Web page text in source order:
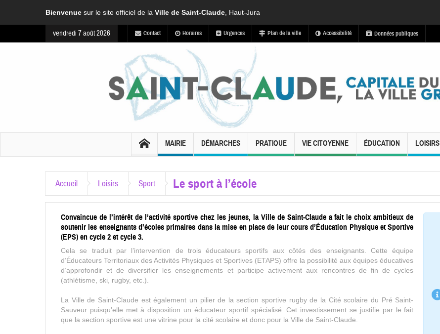
Bienvenue sur le site officiel de la Ville de Saint-Claude , Haut-Jura
vendredi 7 août 2026 Contact Horaires Urgences Plan de la ville Accessibilité Données publiques
MAIRIE DÉMARCHES PRATIQUE VIE CITOYENNE ÉDUCATION LOISIRS
Accueil Loisirs Sport Le sport à l’école
Convaincue de l’intérêt de l’activité sportive chez les jeunes, la Ville de Saint-Claude a fait le choix ambitieux de
soutenir les enseignants d’écoles primaires dans la mise en place de leur cours d’Éducation Physique et Sportive
(EPS) en cycle 2 et cycle 3.
Cela se traduit par l’intervention de trois éducateurs sportifs aux côtés des enseignants. Cette équipe
d’Éducateurs Territoriaux des Activités Physiques et Sportives (ETAPS) offre la possibilité aux équipes éducatives
d’approfondir et de diversifier les enseignements et participe activement aux rencontres de fin de cycles
(athlétisme, ski, rugby, etc.).
La Ville de Saint-Claude est également un pilier de la section sportive rugby de la Cité scolaire du Pré Saint-
Sauveur puisqu’elle met à disposition un éducateur sportif spécialisé. Cet investissement se justifie par le fait
que la section sportive est une vitrine pour la cité scolaire et donc pour la Ville de Saint-Claude.